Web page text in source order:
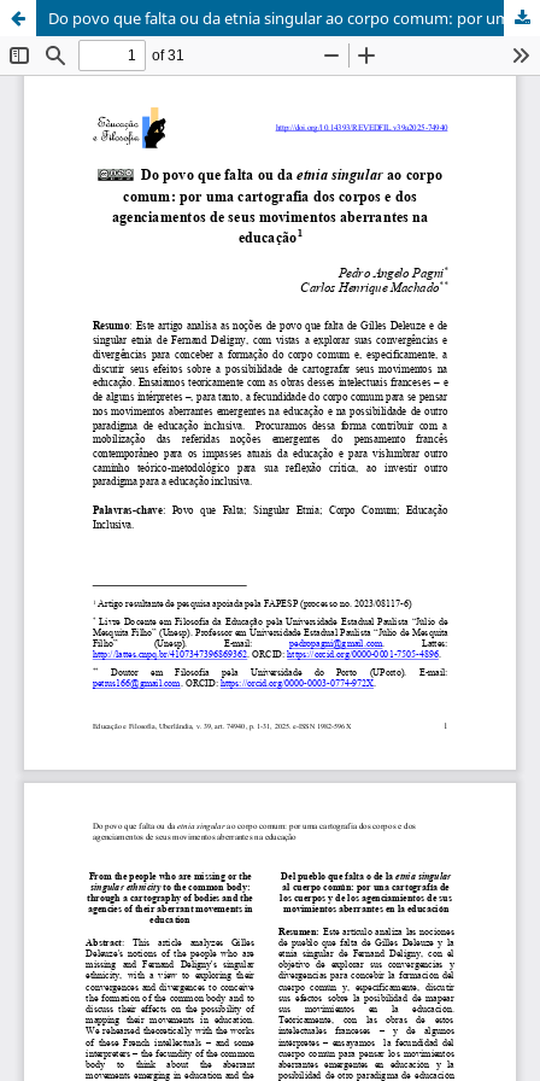
Do povo que falta ou da etnia singular ao corpo comum: por uma cartografia dos corpos e dos agenciamentos de seus movimentos aberrantes na educação